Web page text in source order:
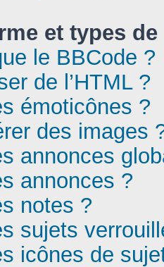
et types
le BBCode ?
de l’HTML ?
émoticônes ?
des images
annonces
annonces ?
notes ?
sujets
icônes de